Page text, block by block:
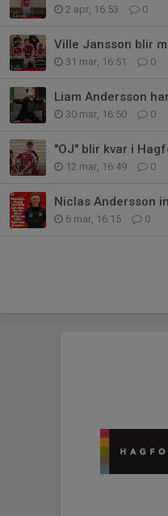
2 apr, 16:53 0
Ville Jansson blir
31 mar, 16:51 0
Liam Andersson
30 mar, 16:50 0
"OJ" blir kvar i
12 mar, 16:49 0
Niclas Andersson
6 mar, 16:15 0